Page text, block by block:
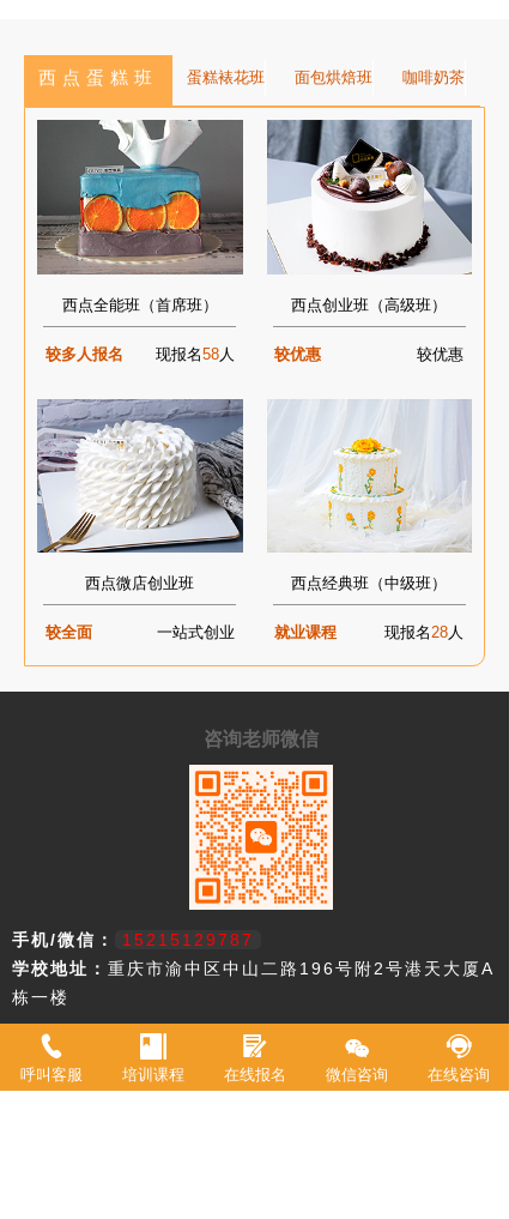
呼叫客服 培训课程 在线报名 微信咨询 在线咨询
西点蛋糕班 蛋糕裱花班 面包烘焙班 咖啡奶茶
西点全能班（首席班）
较多人报名 现报名58人
西点创业班（高级班）
较优惠 较优惠
西点微店创业班
较全面 一站式创业
西点经典班（中级班）
就业课程 现报名28人
咨询老师微信
手机/微信：
15215129787
学校地址： 重庆市渝中区中山二路196号附2号港天大厦A
栋一楼
重庆市欧艺职业技能培训学校，18年来专注西点技术教育，近年来迅速
升级为综合型职业学校。2021年被评定为职业技能等级鉴定机构。 我
校现有教室20余间，常驻专职教师20余名，并具有专业高等级职业技术